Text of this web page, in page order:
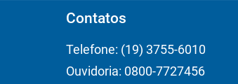
Contatos
Telefone: (19) 3755-6010
Ouvidoria: 0800-7727456